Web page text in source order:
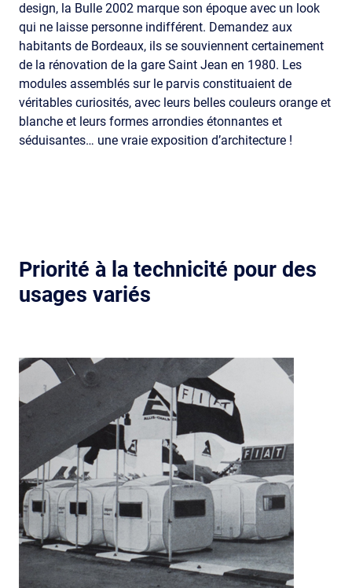
design, la Bulle 2002 marque son époque avec un look
qui ne laisse personne indifférent. Demandez aux
habitants de Bordeaux, ils se souviennent certainement
de la rénovation de la gare Saint Jean en 1980. Les
modules assemblés sur le parvis constituaient de
véritables curiosités, avec leurs belles couleurs orange et
blanche et leurs formes arrondies étonnantes et
séduisantes… une vraie exposition d’architecture !
Priorité à la technicité pour des
usages variés